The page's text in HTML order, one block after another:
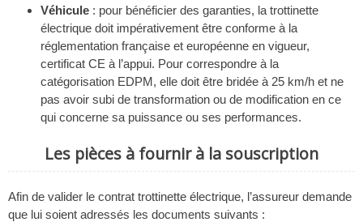
Véhicule : pour bénéficier des garanties, la trottinette
électrique doit impérativement être conforme à la
réglementation française et européenne en vigueur,
certificat CE à l’appui. Pour correspondre à la
catégorisation EDPM, elle doit être bridée à 25 km/h et ne
pas avoir subi de transformation ou de modification en ce
qui concerne sa puissance ou ses performances.
Les pièces à fournir à la souscription
Afin de valider le contrat trottinette électrique, l’assureur demande
que lui soient adressés les documents suivants :